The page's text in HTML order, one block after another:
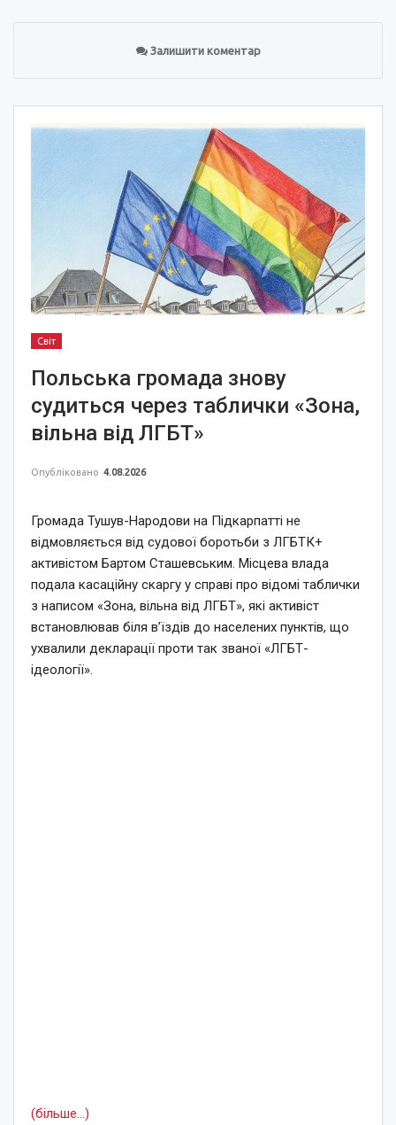
Залишити коментар
Світ
Польська громада знову
судиться через таблички «Зона,
вільна від ЛГБТ»
Опубліковано 4.08.2026
Громада Тушув-Народови на Підкарпатті не
відмовляється від судової боротьби з ЛГБТК+
активістом Бартом Сташевським. Місцева влада
подала касаційну скаргу у справі про відомі таблички
з написом «Зона, вільна від ЛГБТ», які активіст
встановлював біля в’їздів до населених пунктів, що
ухвалили декларації проти так званої «ЛГБТ-
ідеології».
(більше…)